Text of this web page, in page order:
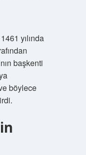
yılında
başkenti
böylece